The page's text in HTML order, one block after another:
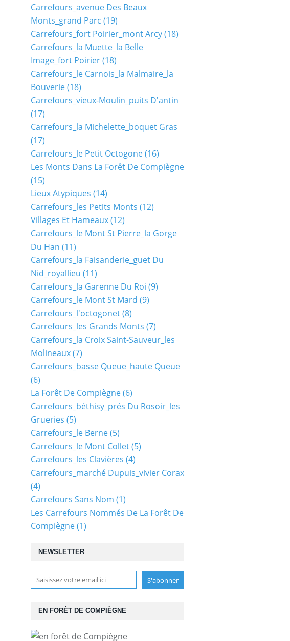
NEWSLETTER
EN FORÊT DE COMPIÈGNE
Carrefours_avenue Des Beaux
Monts_grand Parc (19)
Carrefours_fort Poirier_mont Arcy(18)
Carrefours_la Muette_la Belle
Image_fort Poirier(18)
Carrefours_le Carnois_la Malmaire_la
Bouverie(18)
Carrefours_vieux-Moulin_puits D'antin
(17)
Carrefours_la Michelette_boquet Gras
(17)
Carrefours_le Petit Octogone(16)
Les Monts Dans La Forêt De Compiègne
(15)
Lieux Atypiques (14)
Carrefours_les Petits Monts (12)
Villages Et Hameaux(12)
Carrefours_le Mont St Pierre_la Gorge
Du Han (11)
Carrefours_la Faisanderie_guet Du
Nid_royallieu (11)
Carrefours_la Garenne Du Roi (9)
Carrefours_le Mont St Mard (9)
Carrefours_l'octogonet(8)
Carrefours_les Grands Monts (7)
Carrefours_la Croix Saint-Sauveur_les
Molineaux(7)
Carrefours_basse Queue_haute Queue
(6)
La Forêt De Compiègne(6)
Carrefours_béthisy_prés Du Rosoir_les
Grueries (5)
Carrefours_le Berne(5)
Carrefours_le Mont Collet(5)
Carrefours_les Clavières (4)
Carrefours_marché Dupuis_vivier Corax
(4)
Carrefours Sans Nom (1)
Les Carrefours Nommés De La Forêt De
Compiègne(1)